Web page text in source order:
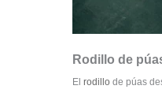
Rodillo de
El rodillo de púas